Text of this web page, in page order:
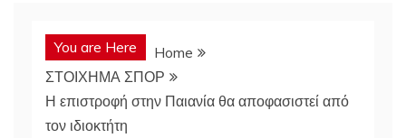
You are Here
Home
ΣΤΟΙΧΗΜΑ ΣΠΟΡ
Η επιστροφή στην Παιανία θα αποφασιστεί από
τον ιδιοκτήτη